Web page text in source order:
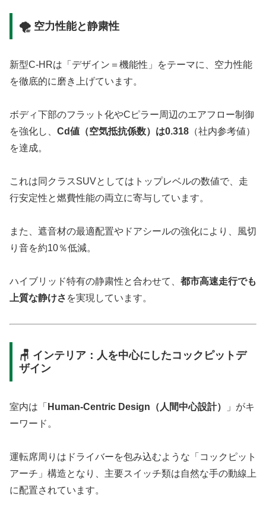
🌪️ 空力性能と静粛性
新型C-HRは「デザイン＝機能性」をテーマに、空力性能
を徹底的に磨き上げています。
ボディ下部のフラット化やCピラー周辺のエアフロー制御
を強化し、 Cd値（空気抵抗係数）は0.318 （社内参考値）
を達成。
これは同クラスSUVとしてはトップレベルの数値で、走
行安定性と燃費性能の両立に寄与しています。
また、遮音材の最適配置やドアシールの強化により、風切
り音を約10％低減。
ハイブリッド特有の静粛性と合わせて、 都市高速走行でも
上質な静けさ を実現しています。
🪑 インテリア：人を中心にしたコックピットデ
ザイン
室内は「 Human-Centric Design（人間中心設計）
」がキ
ーワード。
運転席周りはドライバーを包み込むような「コックピット
アーチ」構造となり、主要スイッチ類は自然な手の動線上
に配置されています。